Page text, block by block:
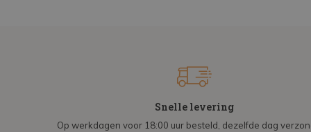
Snelle levering
Op werkdagen voor 18:00 uur besteld, dezelfde dag